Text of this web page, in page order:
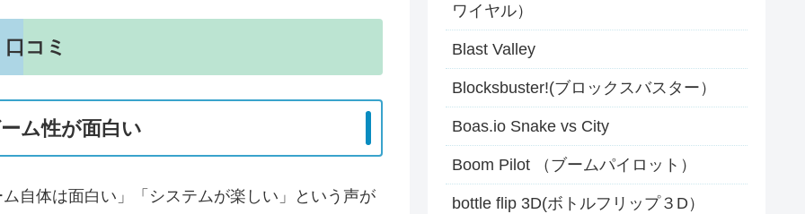
コミ
ム性が面白い
自体は面白い」「システムが楽しい」という声が
ワイヤル）
Blast Valley
Blocksbuster!(ブロックスバスター）
Boas.io Snake vs City
Boom Pilot （ブームパイロット）
bottle flip 3D(ボトルフリップ３D）